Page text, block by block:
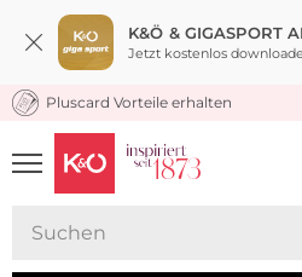
K&Ö & GIGASPORT
Jetzt kostenlos
KOSTENLOSER
Pluscard Vorteile erhalten
UNSERE APP
CLICK &